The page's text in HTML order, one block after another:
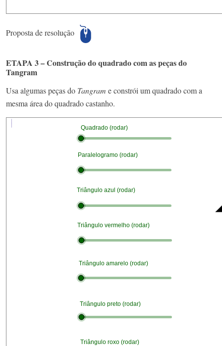
Proposta de resolução
ETAPA 3 – Construção do quadrado com as peças do
Tangram
Usa algumas peças do Tangram e constrói um quadrado com a
mesma área do quadrado castanho.